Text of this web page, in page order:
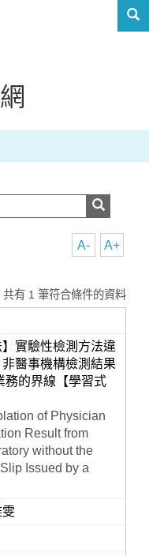
A+
A-
共有 1 筆符合條件的資料
】實驗性檢測方法違
醫事機構檢測結果
務的界線【學習式
of Physician
Result from
without the
Issued by a